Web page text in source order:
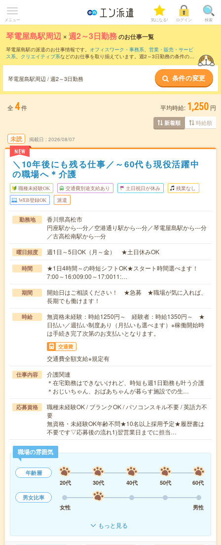
メニュー 気になる! ログイン 検索
琴電屋島駅周辺 ×週2～3日勤務のお仕事一覧
琴電屋島駅の派遣のお仕事情報です。 オフィスワーク・事務系、 営業・販売・サービ
ス系、 クリエイティブ系などのお仕事を取り揃えています。週2～3日勤務の条件の他
琴電屋島駅周辺 / 週2～3日勤務 条件の変更
全 4件 平均時給: 1,250 円
新着順 時給順
未読
NEW
掲載日 2026/08/07
＼10年後にも残る仕事／～60代も現役活躍中
の職場へ＊介護
職種未経験OK 交通費別途支給あり 土日祝日が休み 残業なし
WEB登録OK 派遣
勤務地
香川県高松市
円座駅から---分／空港通り駅から---分／琴電屋島駅から---分
／古高松南駅から---分
曜日頻度 週1日～5日OK（月～金） ★土日休みOK
時間
★1日4時間～の時短シフトOK★スタート時間選べます！
7:00～16:009:00～17:0011:…
期間
開始日はご相談ください！ ★急募 ★職場が気に入れば、
長期でも働けます！
時給
無資格未経験：時給1250円～ 経験者：時給1350円～ ★
日払い／週払い制度あり（月払いも選べます）※稼働開始時
は手続き完了次第のお支払いとなります。
交通費
交通費全額支給※規定有
仕事内容
介護関連
＊在宅勤務はできないけれど、時短も週1日勤務も叶う介護
＊おじいちゃん、おばあちゃんが暮らす施設での生…
応募資格
職種未経験OK / ブランクOK / パソコンスキル不要 / 英語力不
要
無資格・未経験OK年齢不問★10名以上採用予定★履歴書は
不要です▽応募後の流れ1)翌営業日までに担当…
職場の雰囲気
年齢層
20代
30代 40代 50代
60代
男女比率
女性
男性
もっと見る